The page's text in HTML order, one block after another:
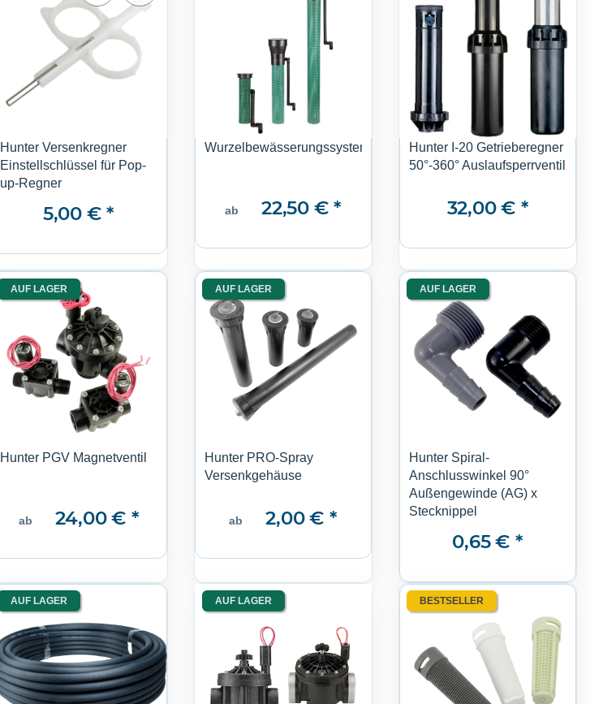
Hunter Versenkregner
Einstellschlüssel für Pop-
up-Regner
5,00 €*
Wurzelbewässerungssystem
ab 22,50 €*
Hunter I-20 Getrieberegner
50°-360° Auslaufsperrventil
32,00 € *
AUF LAGER
Hunter PGV Magnetventil
ab 24,00 € *
AUF LAGER
Hunter PRO-Spray
Versenkgehäuse
ab 2,00 € *
AUF LAGER
Hunter Spiral-
Anschlusswinkel 90°
Außengewinde (AG) x
Stecknippel
0,65 € *
AUF LAGER AUF LAGER BESTSELLER